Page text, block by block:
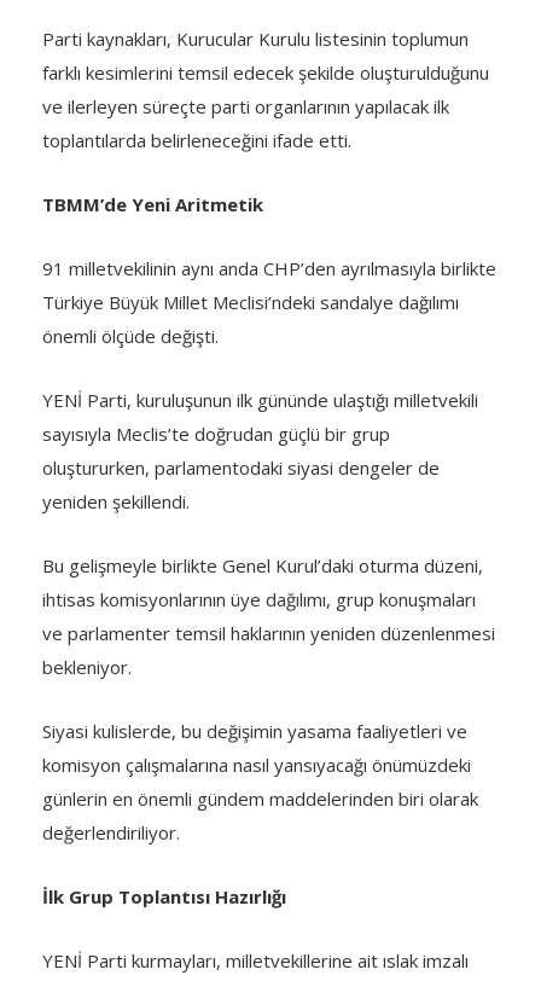
Parti kaynakları, Kurucular Kurulu listesinin toplumun
farklı kesimlerini temsil edecek şekilde oluşturulduğunu
ve ilerleyen süreçte parti organlarının yapılacak ilk
toplantılarda belirleneceğini ifade etti.
TBMM’de Yeni Aritmetik
91 milletvekilinin aynı anda CHP’den ayrılmasıyla birlikte
Türkiye Büyük Millet Meclisi’ndeki sandalye dağılımı
önemli ölçüde değişti.
YENİ Parti, kuruluşunun ilk gününde ulaştığı milletvekili
sayısıyla Meclis’te doğrudan güçlü bir grup
oluştururken, parlamentodaki siyasi dengeler de
yeniden şekillendi.
Bu gelişmeyle birlikte Genel Kurul’daki oturma düzeni,
ihtisas komisyonlarının üye dağılımı, grup konuşmaları
ve parlamenter temsil haklarının yeniden düzenlenmesi
bekleniyor.
Siyasi kulislerde, bu değişimin yasama faaliyetleri ve
komisyon çalışmalarına nasıl yansıyacağı önümüzdeki
günlerin en önemli gündem maddelerinden biri olarak
değerlendiriliyor.
İlk Grup Toplantısı Hazırlığı
YENİ Parti kurmayları, milletvekillerine ait ıslak imzalı